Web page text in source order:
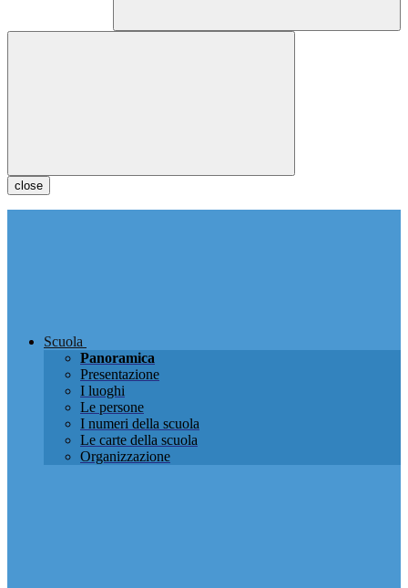
close
Scuola
Panoramica
Presentazione
I luoghi
Le persone
I numeri della scuola
Le carte della scuola
Organizzazione